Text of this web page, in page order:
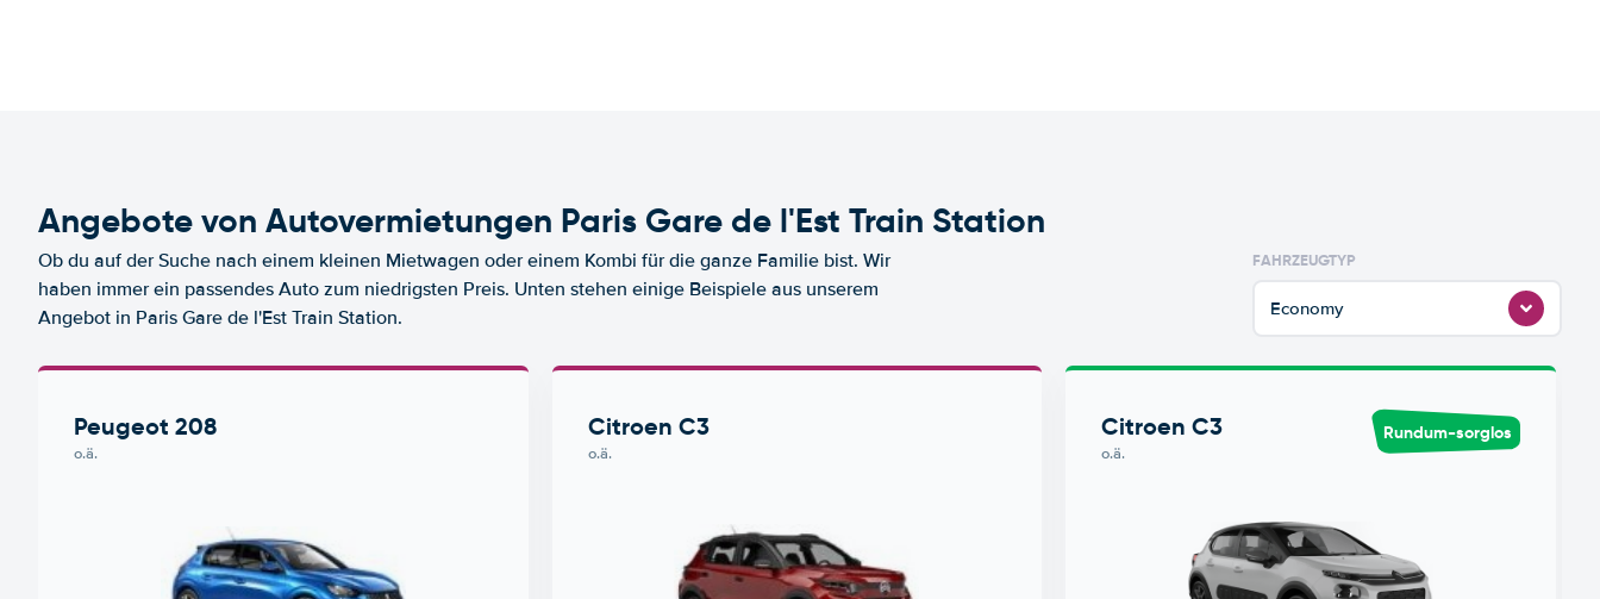
Angebote von Autovermietungen Paris Gare de l'Est Train Station
Ob du auf der Suche nach einem kleinen Mietwagen oder einem Kombi für die ganze Familie bist. Wir
haben immer ein passendes Auto zum niedrigsten Preis. Unten stehen einige Beispiele aus unserem
Angebot in Paris Gare de l'Est Train Station.
FAHRZEUGTYP
Economy
Peugeot 208
o.ä.
Citroen C3
o.ä.
Citroen C3
o.ä.
Rundum-sorglos